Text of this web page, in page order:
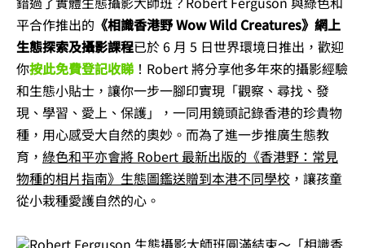
平合作推出的 《相識香港野 Wow Wild Creatures》網上
生態探索及攝影課程已於 6 月 5 日世界環境日推出，歡迎
你按此免費登記收睇 ！Robert 將分享他多年來的攝影經驗
和生態小貼士，讓你一步一腳印實現「觀察、尋找、發
現、學習、愛上、保護」，一同用鏡頭記錄香港的珍貴物
種，用心感受大自然的奧妙。而為了進一步推廣生態教
育， 綠色和平亦會將 Robert 最新出版的《香港野：常見
物種的相片指南》生態圖鑑送贈到本港不同學校 ，讓孩童
從小栽種愛護自然的心。